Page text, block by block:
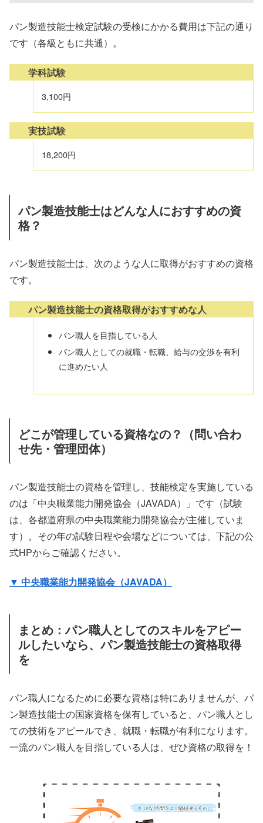
パン製造技能士検定試験の受検にかかる費用は下記の通り
です（各級ともに共通）。
学科試験
3,100円
実技試験
18,200円
パン製造技能士はどんな人におすすめの資
格？
パン製造技能士は、次のような人に取得がおすすめの資格
です。
パン製造技能士の資格取得がおすすめな人
パン職人を目指している人
パン職人としての就職・転職、給与の交渉を有利
に進めたい人
どこが管理している資格なの？（問い合わ
せ先・管理団体）
パン製造技能士の資格を管理し、技能検定を実施している
のは「中央職業能力開発協会（JAVADA）」です（試験
は、各都道府県の中央職業能力開発協会が主催していま
す）。その年の試験日程や会場などについては、下記の公
式HPからご確認ください。
▼ 中央職業能力開発協会（JAVADA）
まとめ：パン職人としてのスキルをアピー
ルしたいなら、パン製造技能士の資格取得
を
パン職人になるために必要な資格は特にありませんが、パ
ン製造技能士の国家資格を保有していると、パン職人とし
ての技術をアピールでき、就職・転職が有利になります。
一流のパン職人を目指している人は、ぜひ資格の取得を！